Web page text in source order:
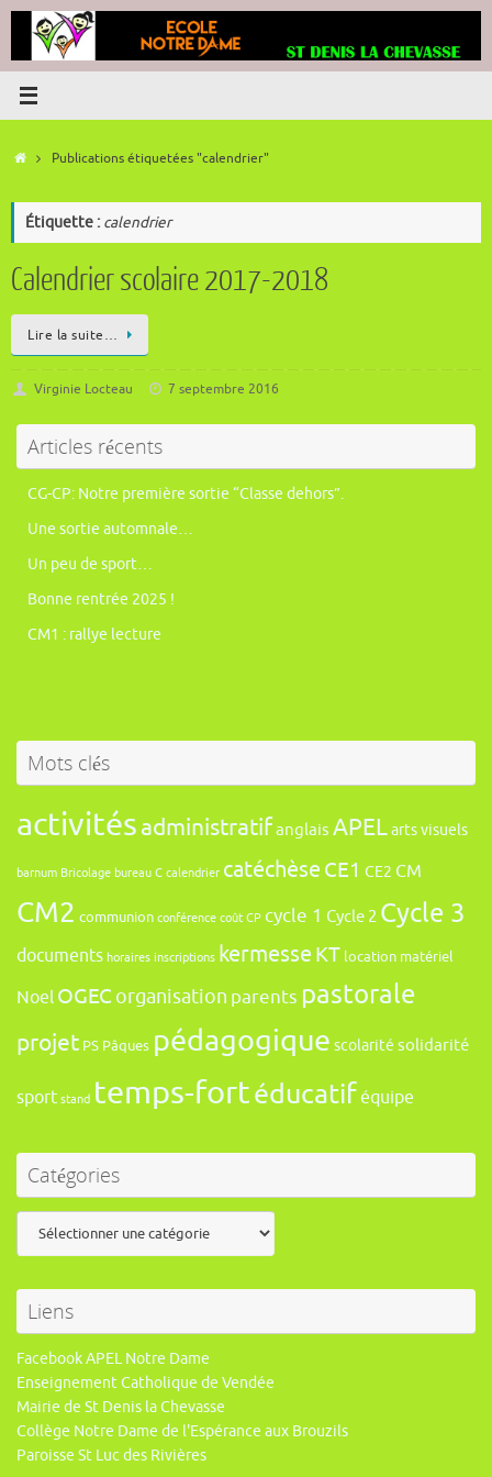
Passer
contenu
AccueilPublications étiquetées "calendrier"
Étiquette : calendrier
Calendrier scolaire 2017-2018
Lire la suite…
Virginie Locteau 7 septembre 2016
Articles récents
CG-CP: Notre première sortie “Classe dehors”.
Une sortie automnale…
Un peu de sport…
Bonne rentrée 2025 !
CM1 : rallye lecture
Mots clés
activitésadministratifanglais APELarts visuels
barnum Bricolage bureau C calendrier catéchèse CE1 CE2 CM
CM2 communion conférence coût CP cycle 1 Cycle 2 Cycle 3
documents horaires inscriptions kermesse KT location matériel
NoelOGECorganisation parents pastorale
projet PS Pâques pédagogique scolarité solidarité
sport stand temps-fortéducatiféquipe
Catégories
Liens
Facebook APEL Notre Dame
Enseignement Catholique de Vendée
Mairie de St Denis la Chevasse
Collège Notre Dame de l'Espérance aux Brouzils
Paroisse St Luc des Rivières